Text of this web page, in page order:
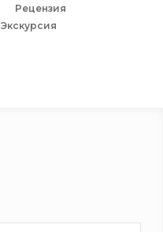
Рецензия
Экскурсия